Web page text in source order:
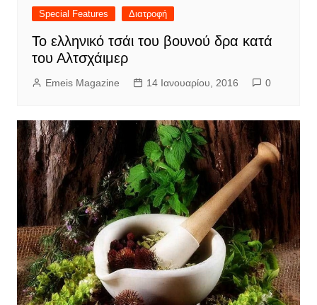
Special Features Διατροφή
Το ελληνικό τσάι του βουνού δρα κατά
του Αλτσχάιμερ
Emeis Magazine 14 Ιανουαρίου, 2016 0